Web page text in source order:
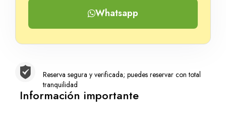
Whatsapp
Reserva segura y verificada; puedes reservar con total
tranquilidad
Información importante